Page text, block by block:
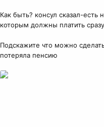
Как быть? консул сказал-
которым должны платить
Подскажите что можно
потеряла пенсию